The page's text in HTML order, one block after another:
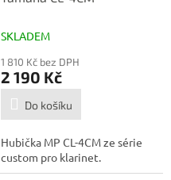
SKLADEM
1 810 Kč bez DPH
2 190 Kč
Do košíku
Hubička MP CL-4CM ze série
custom pro klarinet.